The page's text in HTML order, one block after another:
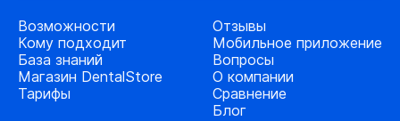
Возможности
Кому подходит
База знаний
Магазин DentalStore
Тарифы
Отзывы
Мобильное приложение
Вопросы
О компании
Сравнение
Блог